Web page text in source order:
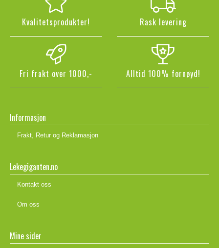
Kvalitetsprodukter! Rask levering
Fri frakt over 1000,- Alltid 100% fornøyd!
Informasjon
Frakt, Retur og Reklamasjon
Lekegiganten.no
Kontakt oss
Om oss
Mine sider